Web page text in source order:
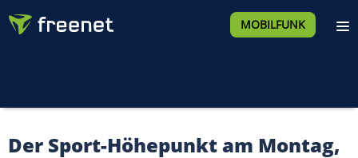
MOBILFUNK
Der Sport-Höhepunkt am Montag,